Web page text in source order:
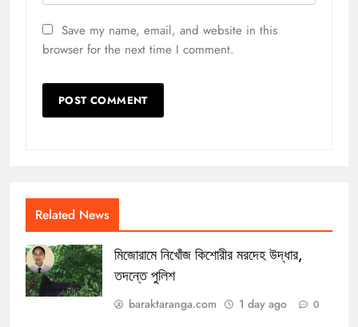
Save my name, email, and website in this
browser for the next time I comment.
Related News
মিজোরামে নিখোঁজ কিশোরীর মরদেহ উদ্ধার,
তদন্তে পুলিশ
baraktaranga.com 1 day ago 0